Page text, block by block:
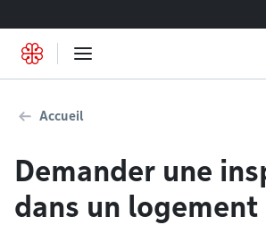
Accueil
Demander une
dans un logement